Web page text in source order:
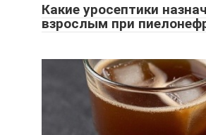
Какие уросептики
взрослым при